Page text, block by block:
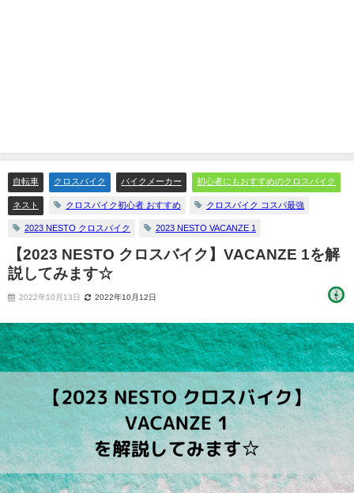
自転車 クロスバイク バイクメーカー 初心者にもおすすめのクロスバイク
ネスト クロスバイク初心者 おすすめ クロスバイク コスパ最強
2023 NESTO クロスバイク 2023 NESTO VACANZE 1
【2023 NESTO クロスバイク】VACANZE 1を解
説してみます☆
2022年10月13日 2022年10月12日